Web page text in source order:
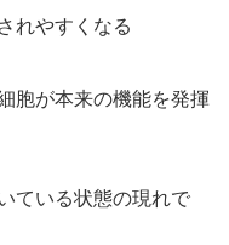
れやすくなる
胞が本来の機能を発揮
ている状態の現れで